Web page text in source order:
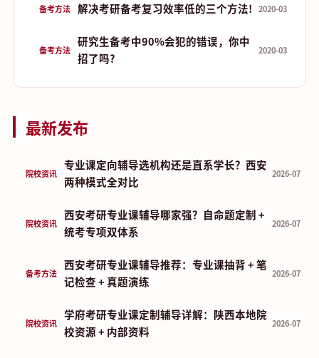
备考方法 解决考研备考复习效率低的三个方法! 2020-03
备考方法
研究生备考中90%会犯的错误，你中
招了吗?
2020-03
最新发布
院校资讯
专业课定向辅导选机构还是直系学长？西安
两种模式全对比
2026-07
院校资讯
西安考研专业课辅导哪家强？自命题定制 +
统考专项双体系
2026-07
备考方法
西安考研专业课辅导推荐：专业课抽背 + 笔
记检查 + 真题演练
2026-07
院校资讯
学府考研专业课定制辅导详解：陕西本地院
校资源 + 内部资料
2026-07